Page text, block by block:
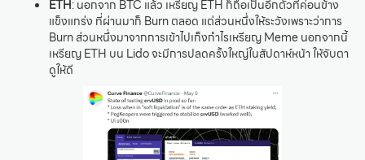
ETH: นอกจาก BTC แล้ว เหรียญ ETH ก็ถือเป็นอีกตัวที่ค่อนข้าง
แข็งแกร่ง ที่ผ่านมาก็ Burn ตลอด แต่ส่วนหนึ่งให้ระวังเพราะว่าการ
Burn ส่วนหนึ่งมาจากการเข้าไปเก็งกำไรเหรียญ Meme นอกจากนี้
เหรียญ ETH บน Lido จะมีการปลดครั้งใหญ่ในสัปดาห์หน้า ให้จับตา
ดูให้ดี